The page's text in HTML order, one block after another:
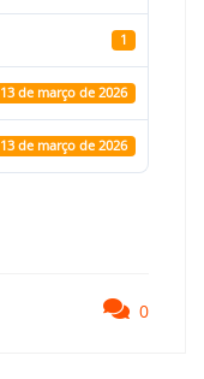
1
13 de março de 2026
13 de março de 2026
0